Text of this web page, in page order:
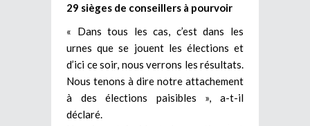
29 sièges de conseillers à pourvoir
« Dans tous les cas, c’est dans les
urnes que se jouent les élections et
d’ici ce soir, nous verrons les résultats.
Nous tenons à dire notre attachement
à des élections paisibles », a-t-il
déclaré.